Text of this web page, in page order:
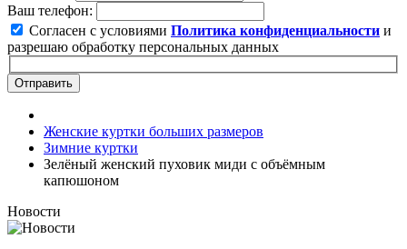
Ваш телефон:
Согласен с условиями Политика конфиденциальности и
разрешаю обработку персональных данных
Отправить
Женские куртки больших размеров
Зимние куртки
Зелёный женский пуховик миди с объёмным
капюшоном
Новости